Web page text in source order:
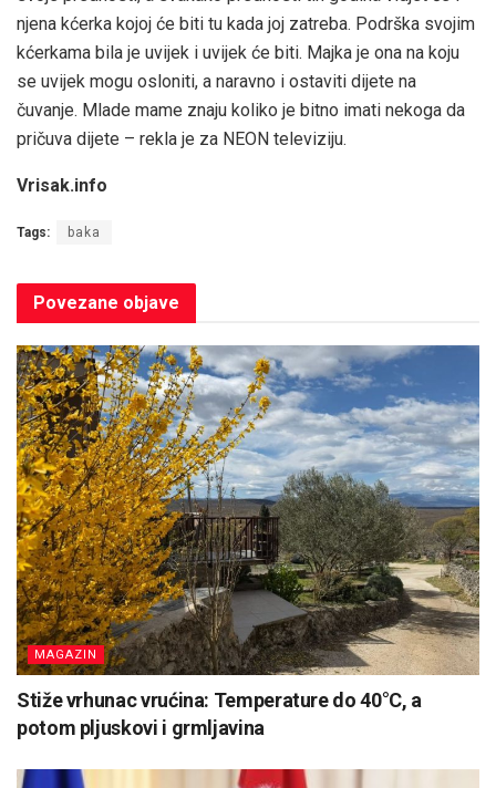
njena kćerka kojoj će biti tu kada joj zatreba. Podrška svojim
kćerkama bila je uvijek i uvijek će biti. Majka je ona na koju
se uvijek mogu osloniti, a naravno i ostaviti dijete na
čuvanje. Mlade mame znaju koliko je bitno imati nekoga da
pričuva dijete – rekla je za NEON televiziju.
Vrisak.info
Tags: baka
Povezane objave
MAGAZIN
Stiže vrhunac vrućina: Temperature do 40°C, a
potom pljuskovi i grmljavina